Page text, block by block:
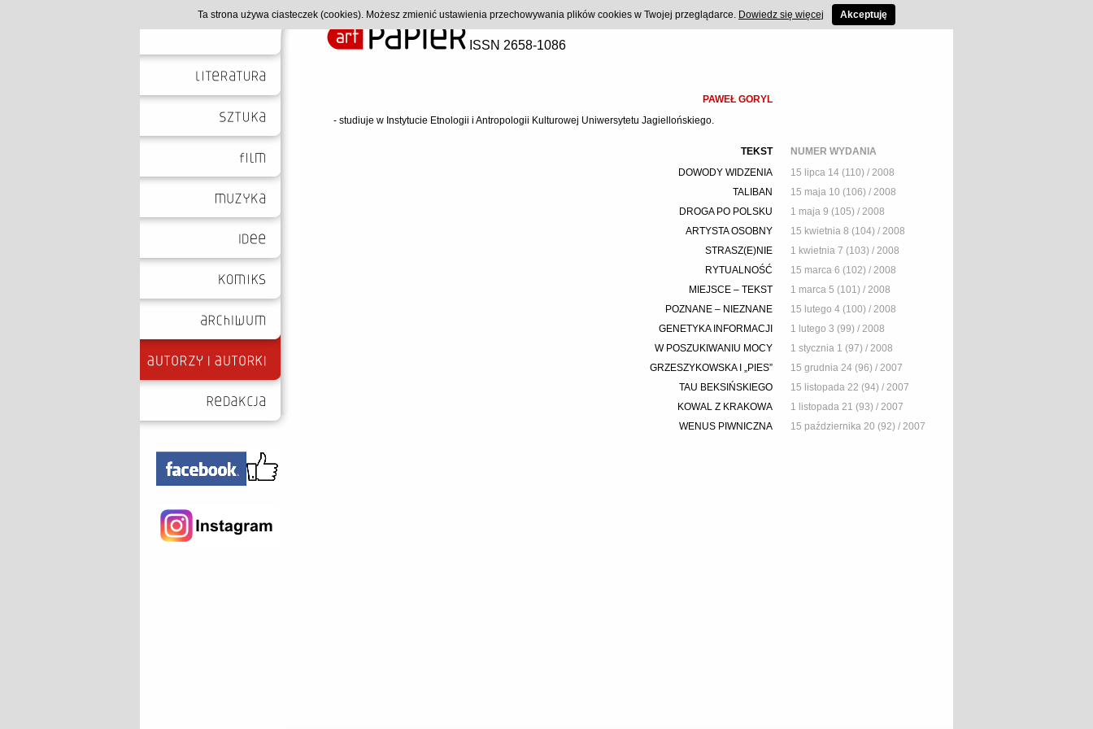
ISSN 2658-1086
PAWEŁ GORYL
- studiuje w Instytucie Etnologii i Antropologii Kulturowej Uniwersytetu Jagiellońskiego.
TEKST
NUMER WYDANIA
DOWODY WIDZENIA
15 lipca 14 (110) / 2008
TALIBAN
15 maja 10 (106) / 2008
DROGA PO POLSKU
1 maja 9 (105) / 2008
ARTYSTA OSOBNY
15 kwietnia 8 (104) / 2008
STRASZ(E)NIE
1 kwietnia 7 (103) / 2008
RYTUALNOŚĆ
15 marca 6 (102) / 2008
MIEJSCE – TEKST
1 marca 5 (101) / 2008
POZNANE – NIEZNANE
15 lutego 4 (100) / 2008
GENETYKA INFORMACJI
1 lutego 3 (99) / 2008
W POSZUKIWANIU MOCY
1 stycznia 1 (97) / 2008
GRZESZYKOWSKA I „PIES”
15 grudnia 24 (96) / 2007
TAU BEKSIŃSKIEGO
15 listopada 22 (94) / 2007
KOWAL Z KRAKOWA
1 listopada 21 (93) / 2007
WENUS PIWNICZNA
15 października 20 (92) / 2007
Ta strona używa ciasteczek (cookies). Możesz zmienić ustawienia przechowywania plików cookies w Twojej przeglądarce. Dowiedz się więcej Akceptuję